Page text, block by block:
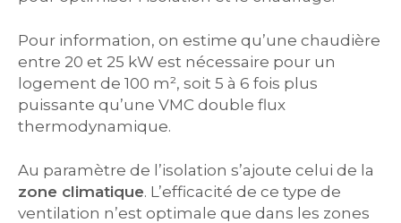
Pour information, on estime qu’une chaudière
entre 20 et 25 kW est nécessaire pour un
logement de 100 m², soit 5 à 6 fois plus
puissante qu’une VMC double flux
thermodynamique.
Au paramètre de l’isolation s’ajoute celui de la
zone climatique. L’efficacité de ce type de
ventilation n’est optimale que dans les zones